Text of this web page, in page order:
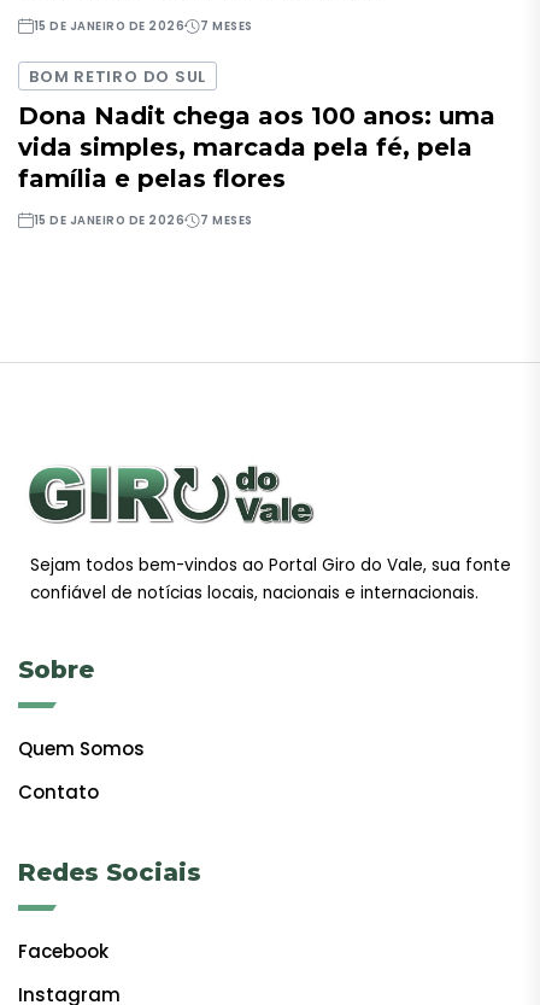
15 DE JANEIRO DE 2026 7 MESES
BOM RETIRO DO SUL
Dona Nadit chega aos 100 anos: uma
vida simples, marcada pela fé, pela
família e pelas flores
15 DE JANEIRO DE 2026 7 MESES
Sejam todos bem-vindos ao Portal Giro do Vale, sua fonte
confiável de notícias locais, nacionais e internacionais.
Sobre
Quem Somos
Contato
Redes Sociais
Facebook
Instagram